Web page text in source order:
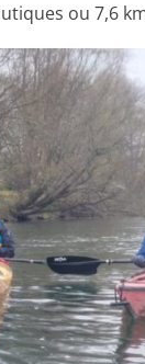
ou 7,6